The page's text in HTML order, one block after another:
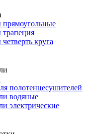
круга
полотенцесушителей
водяные
электрические